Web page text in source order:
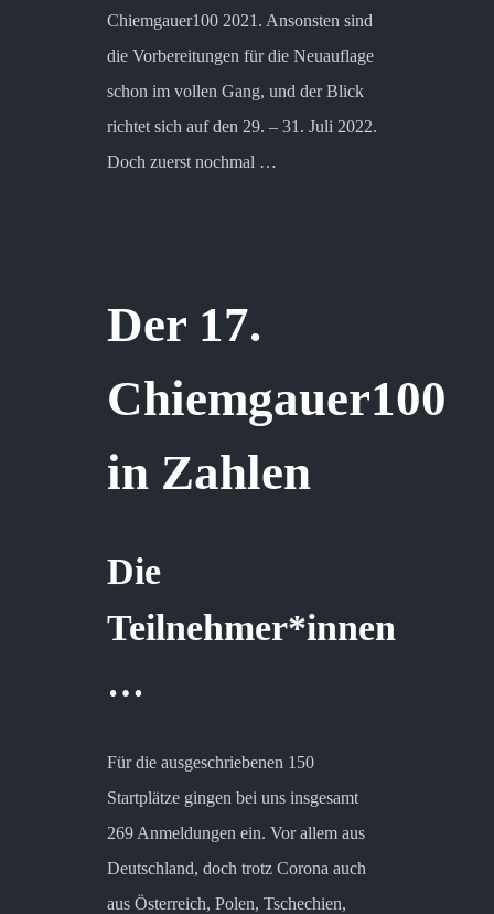
Chiemgauer100 2021. Ansonsten sind
die Vorbereitungen für die Neuauflage
schon im vollen Gang, und der Blick
richtet sich auf den 29. – 31. Juli 2022.
Doch zuerst nochmal …
Der 17.
Chiemgauer100
in Zahlen
Die
Teilnehmer*innen
…
Für die ausgeschriebenen 150
Startplätze gingen bei uns insgesamt
269 Anmeldungen ein. Vor allem aus
Deutschland, doch trotz Corona auch
aus Österreich, Polen, Tschechien,